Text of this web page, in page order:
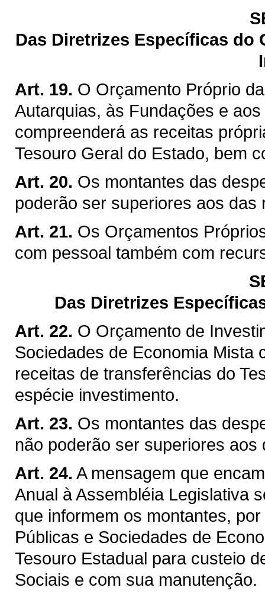
Das Diretrizes Específicas
Art. 19. O Orçamento Próprio
Autarquias, às Fundações e
compreenderá as receitas
Tesouro Geral do Estado, bem
Art. 20. Os montantes das
poderão ser superiores aos das
Art. 21. Os Orçamentos
com pessoal também com
Das Diretrizes
Art. 22. O Orçamento de
Sociedades de Economia Mista
receitas de transferências do
espécie investimento.
Art. 23. Os montantes das
não poderão ser superiores
Art. 24. A mensagem que
Anual à Assembléia Legislativa
que informem os montantes,
Públicas e Sociedades de
Tesouro Estadual para custeio
Sociais e com sua manutenção.